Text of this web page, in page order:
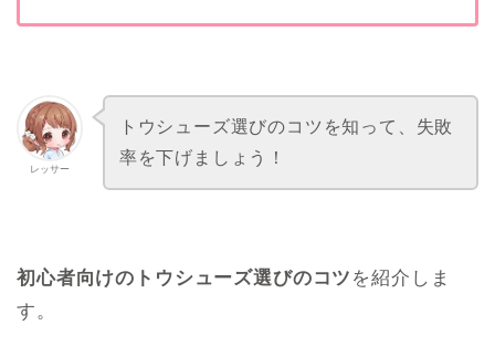
レッサー
トウシューズ選びのコツを知って、失敗
率を下げましょう！
初心者向けのトウシューズ選びのコツ を紹介しま
す。